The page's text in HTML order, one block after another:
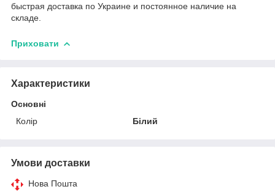
быстрая доставка по Украине и постоянное наличие на
складе.
Приховати
Характеристики
Основні
Колір
Білий
Умови доставки
Нова Пошта